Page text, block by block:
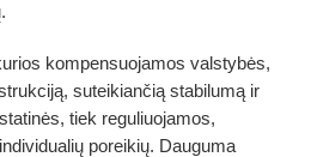
kompensuojamos valstybės,
suteikiančią stabilumą ir
tiek reguliuojamos,
poreikių. Dauguma